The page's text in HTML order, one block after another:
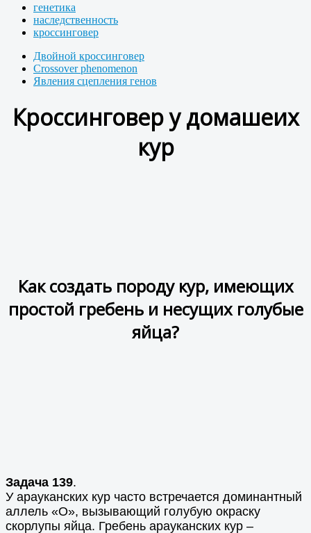
генетика
наследственность
кроссинговер
Двойной кроссинговер
Crossover phenomenon
Явления сцепления генов
Кроссинговер у домашеих
кур
Как создать породу кур, имеющих
простой гребень и несущих голубые
яйца?
Задача 139.
У арауканских кур часто встречается доминантный
аллель «О», вызывающий голубую окраску
скорлупы яйца. Гребень арауканских кур –